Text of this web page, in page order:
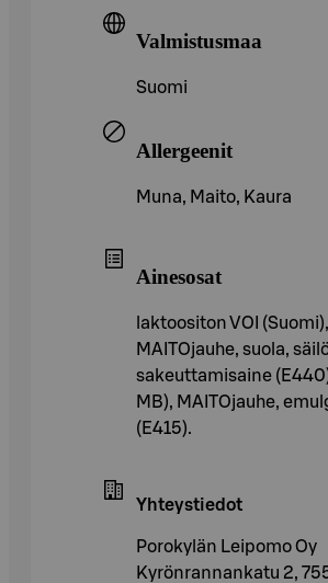
Valmistusmaa
Suomi
Allergeenit
Muna, Maito, Kaura
Ainesosat
laktoositon VOI
MAITOjauhe, suola,
sakeuttamisaine
MB), MAITOjauhe,
(E415).
Yhteystiedot
Porokylän Leipomo Oy
Kyrönrannankatu 2,